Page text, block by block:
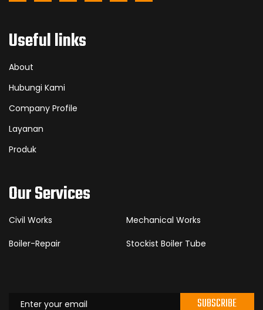
Useful links
About
Hubungi Kami
Company Profile
Layanan
Produk
Our Services
Civil Works
Mechanical Works
Boiler-Repair
Stockist Boiler Tube
SUBSCRIBE